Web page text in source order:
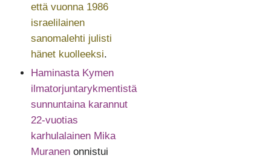
että vuonna 1986
israelilainen
sanomalehti julisti
hänet kuolleeksi.
Haminasta Kymen
ilmatorjuntarykmentistä
sunnuntaina karannut
22-vuotias
karhulalainen Mika
Muranenonnistui